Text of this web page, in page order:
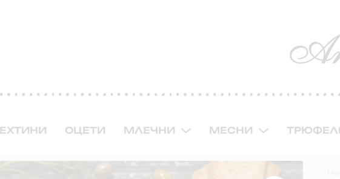
ОЦЕТИ МЛЕЧНИ МЕСНИ